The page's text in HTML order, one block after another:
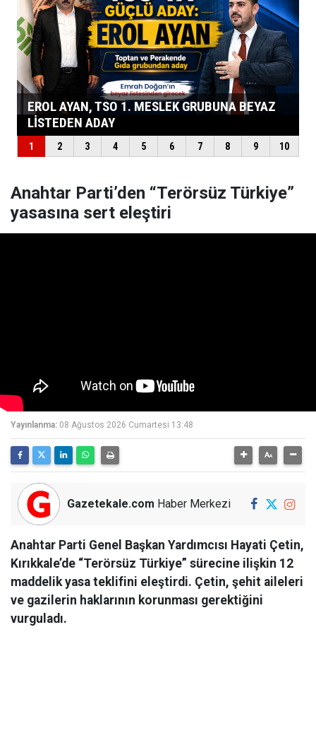
Anahtar Parti’den “Terörsüz Türkiye”
yasasına sert eleştiri
Yayınlanma: 08 Ağustos 2026 Cumartesi 13:48
Gazetekale.com Haber Merkezi
Anahtar Parti Genel Başkan Yardımcısı Hayati Çetin,
Kırıkkale’de “Terörsüz Türkiye” sürecine ilişkin 12
maddelik yasa teklifini eleştirdi. Çetin, şehit aileleri
ve gazilerin haklarının korunması gerektiğini
vurguladı.